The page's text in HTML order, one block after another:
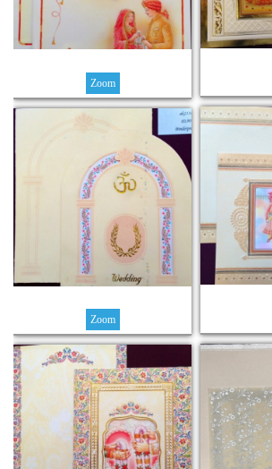
Zoom
Zoom